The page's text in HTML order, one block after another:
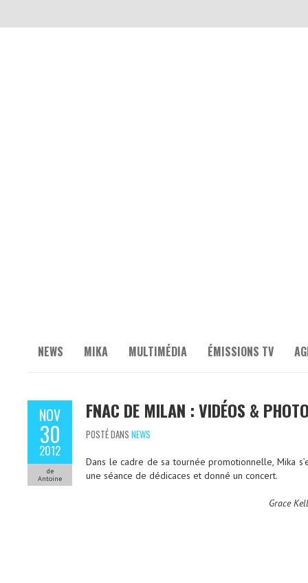
NEWS MIKA MULTIMÉDIA ÉMISSIONS TV
NOV
30
2012
de
Antoine
FNAC DE MILAN : VIDÉOS &
POSTÉ DANS NEWS
Dans le cadre de sa tournée promotionnelle, Mika
une séance de dédicaces et donné un concert.
Grace